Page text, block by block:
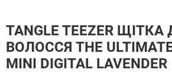
TANGLE TEEZER ЩІТКА
ВОЛОССЯ THE
MINI DIGITAL LAVENDER